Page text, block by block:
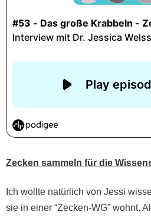
Zecken sammeln für die
Ich wollte natürlich von Jessi
sie in einer “Zecken-WG” wohnt.